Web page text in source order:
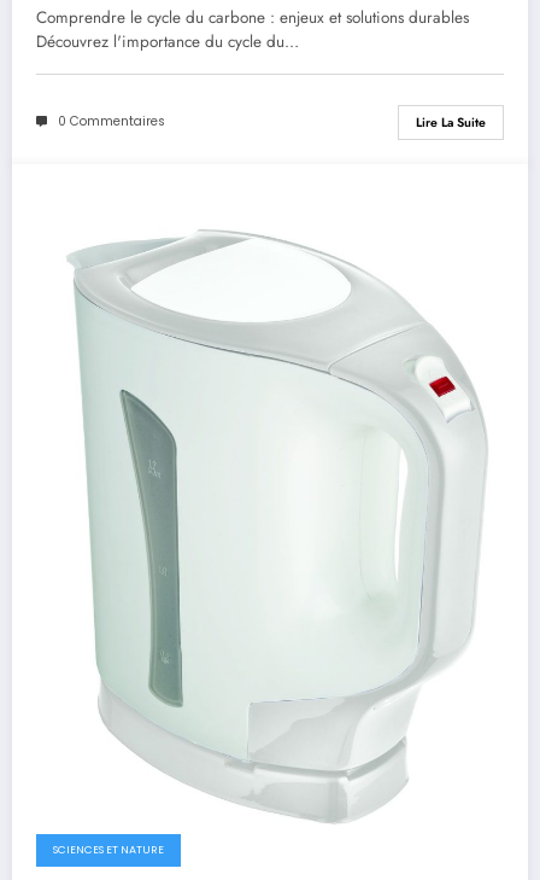
Comprendre le cycle du carbone : enjeux et solutions durables
Découvrez l'importance du cycle du…
0 Commentaires Lire La Suite
SCIENCES ET NATURE